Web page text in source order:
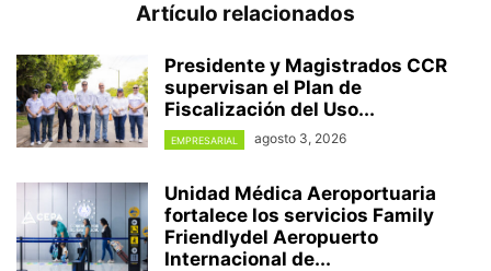
Artículo relacionados
Presidente y Magistrados CCR
supervisan el Plan de
Fiscalización del Uso...
EMPRESARIAL agosto 3, 2026
Unidad Médica Aeroportuaria
fortalece los servicios Family
Friendlydel Aeropuerto
Internacional de...